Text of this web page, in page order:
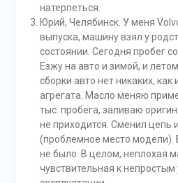
натерпеться.
Юрий, Челябинск. У меня
выпуска, машину взял у
состоянии. Сегодня пробег
Езжу на авто и зимой, и
сборки авто нет никаких,
агрегата. Масло меняю
тыс. пробега, заливаю
не приходится. Сменил цепь
(проблемное место модели).
не было. В целом, неплохая
чувствительная к непростым